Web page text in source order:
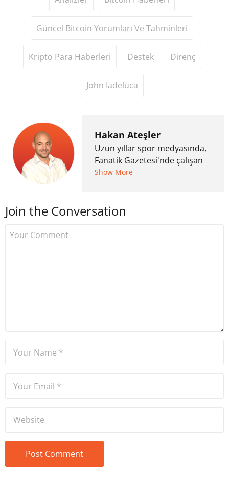
Güncel Bitcoin Yorumları Ve Tahminleri
Kripto Para Haberleri Destek Direnç
John Iadeluca
Hakan Ateşler
Uzun yıllar spor medyasında,
Fanatik Gazetesi'nde çalışan
Hakan Ateşler, 2020 yılında
Uzmancoin bünyesinde
Show More
Join the Conversation